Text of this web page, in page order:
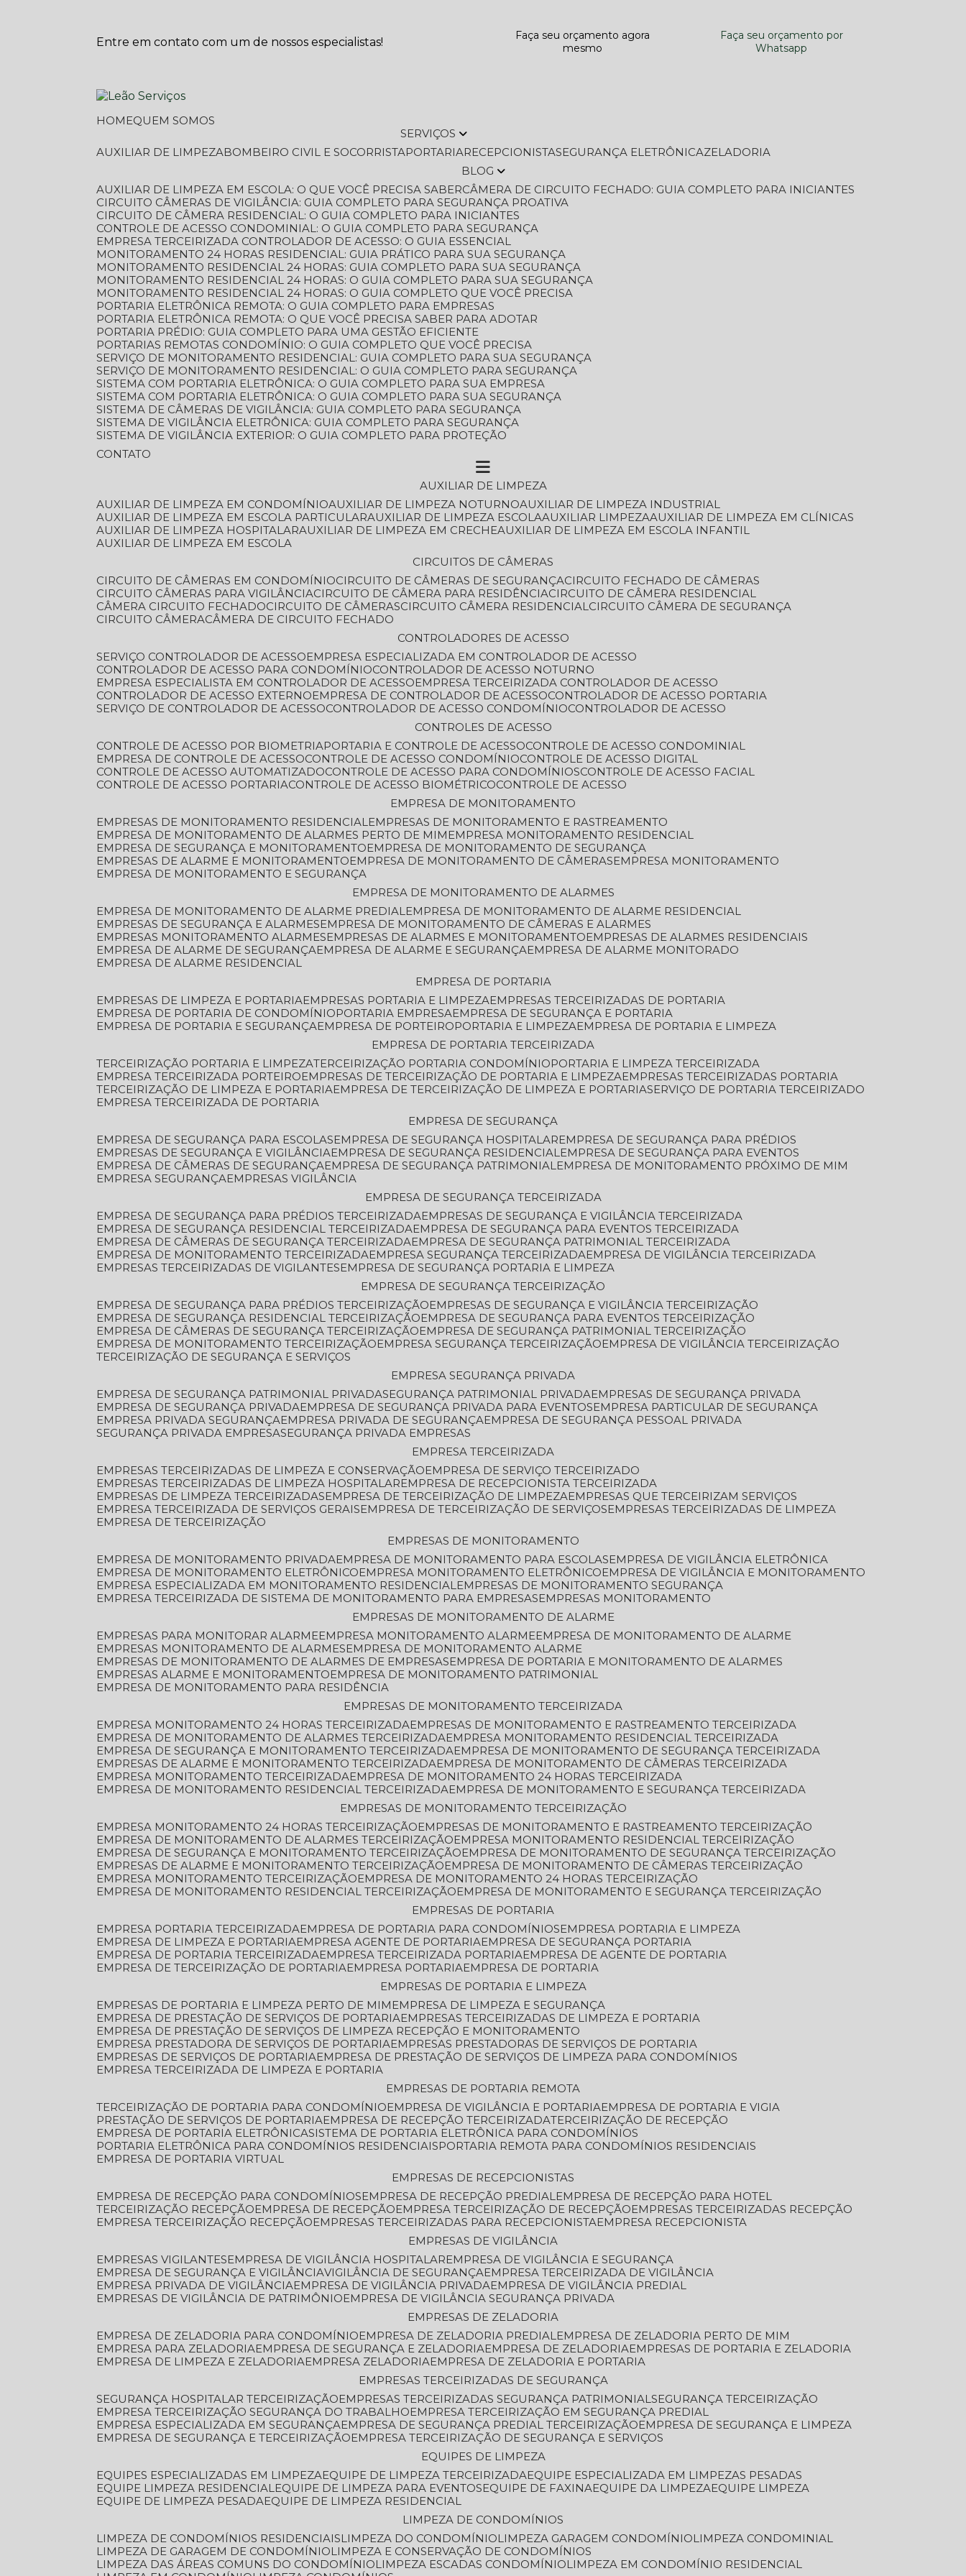
Entre em contato com um de nossos especialistas!
Faça seu orçamento agora
mesmo
Faça seu orçamento por
Whatsapp
HOME
QUEM SOMOS
SERVIÇOS
AUXILIAR DE LIMPEZA
BOMBEIRO CIVIL E SOCORRISTA PORTARIA RECEPCIONISTA SEGURANÇA ELETRÔNICA
ZELADORIA
BLOG
AUXILIAR DE LIMPEZA EM ESCOLA: O QUE VOCÊ PRECISA SABER
CÂMERA DE CIRCUITO FECHADO: GUIA COMPLETO PARA INICIANTES
CIRCUITO CÂMERAS DE VIGILÂNCIA: GUIA COMPLETO PARA SEGURANÇA PROATIVA
CIRCUITO DE CÂMERA RESIDENCIAL: O GUIA COMPLETO PARA INICIANTES
CONTROLE DE ACESSO CONDOMINIAL: O GUIA COMPLETO PARA SEGURANÇA
EMPRESA TERCEIRIZADA CONTROLADOR DE ACESSO: O GUIA ESSENCIAL
MONITORAMENTO 24 HORAS RESIDENCIAL: GUIA PRÁTICO PARA SUA SEGURANÇA
MONITORAMENTO RESIDENCIAL 24 HORAS: GUIA COMPLETO PARA SUA SEGURANÇA
MONITORAMENTO RESIDENCIAL 24 HORAS: O GUIA COMPLETO PARA SUA SEGURANÇA
MONITORAMENTO RESIDENCIAL 24 HORAS: O GUIA COMPLETO QUE VOCÊ PRECISA
PORTARIA ELETRÔNICA REMOTA: O GUIA COMPLETO PARA EMPRESAS
PORTARIA ELETRÔNICA REMOTA: O QUE VOCÊ PRECISA SABER PARA ADOTAR
PORTARIA PRÉDIO: GUIA COMPLETO PARA UMA GESTÃO EFICIENTE
PORTARIAS REMOTAS CONDOMÍNIO: O GUIA COMPLETO QUE VOCÊ PRECISA
SERVIÇO DE MONITORAMENTO RESIDENCIAL: GUIA COMPLETO PARA SUA SEGURANÇA
SERVIÇO DE MONITORAMENTO RESIDENCIAL: O GUIA COMPLETO PARA SEGURANÇA
SISTEMA COM PORTARIA ELETRÔNICA: O GUIA COMPLETO PARA SUA EMPRESA
SISTEMA COM PORTARIA ELETRÔNICA: O GUIA COMPLETO PARA SUA SEGURANÇA
SISTEMA DE CÂMERAS DE VIGILÂNCIA: GUIA COMPLETO PARA SEGURANÇA
SISTEMA DE VIGILÂNCIA ELETRÔNICA: GUIA COMPLETO PARA SEGURANÇA
SISTEMA DE VIGILÂNCIA EXTERIOR: O GUIA COMPLETO PARA PROTEÇÃO
CONTATO
AUXILIAR DE LIMPEZA
AUXILIAR DE LIMPEZA EM CONDOMÍNIO
AUXILIAR DE LIMPEZA NOTURNO
AUXILIAR DE LIMPEZA INDUSTRIAL
AUXILIAR DE LIMPEZA EM ESCOLA PARTICULAR
AUXILIAR DE LIMPEZA ESCOLA AUXILIAR LIMPEZA
AUXILIAR DE LIMPEZA EM CLÍNICAS
AUXILIAR DE LIMPEZA HOSPITALAR
AUXILIAR DE LIMPEZA EM CRECHE
AUXILIAR DE LIMPEZA EM ESCOLA INFANTIL
AUXILIAR DE LIMPEZA EM ESCOLA
CIRCUITOS DE CÂMERAS
CIRCUITO DE CÂMERAS EM CONDOMÍNIO
CIRCUITO DE CÂMERAS DE SEGURANÇA
CIRCUITO FECHADO DE CÂMERAS
CIRCUITO CÂMERAS PARA VIGILÂNCIA
CIRCUITO DE CÂMERA PARA RESIDÊNCIA
CIRCUITO DE CÂMERA RESIDENCIAL
CÂMERA CIRCUITO FECHADO
CIRCUITO DE CÂMERAS CIRCUITO CÂMERA RESIDENCIAL
CIRCUITO CÂMERA DE SEGURANÇA
CIRCUITO CÂMERA
CÂMERA DE CIRCUITO FECHADO
CONTROLADORES DE ACESSO
SERVIÇO CONTROLADOR DE ACESSO
EMPRESA ESPECIALIZADA EM CONTROLADOR DE ACESSO
CONTROLADOR DE ACESSO PARA CONDOMÍNIO
CONTROLADOR DE ACESSO NOTURNO
EMPRESA ESPECIALISTA EM CONTROLADOR DE ACESSO
EMPRESA TERCEIRIZADA CONTROLADOR DE ACESSO
CONTROLADOR DE ACESSO EXTERNO
EMPRESA DE CONTROLADOR DE ACESSO
CONTROLADOR DE ACESSO PORTARIA
SERVIÇO DE CONTROLADOR DE ACESSO
CONTROLADOR DE ACESSO CONDOMÍNIO
CONTROLADOR DE ACESSO
CONTROLES DE ACESSO
CONTROLE DE ACESSO POR BIOMETRIA
PORTARIA E CONTROLE DE ACESSO
CONTROLE DE ACESSO CONDOMINIAL
EMPRESA DE CONTROLE DE ACESSO
CONTROLE DE ACESSO CONDOMÍNIO
CONTROLE DE ACESSO DIGITAL
CONTROLE DE ACESSO AUTOMATIZADO
CONTROLE DE ACESSO PARA CONDOMÍNIOS
CONTROLE DE ACESSO FACIAL
CONTROLE DE ACESSO PORTARIA CONTROLE DE ACESSO BIOMÉTRICO
CONTROLE DE ACESSO
EMPRESA DE MONITORAMENTO
EMPRESAS DE MONITORAMENTO RESIDENCIAL
EMPRESAS DE MONITORAMENTO E RASTREAMENTO
EMPRESA DE MONITORAMENTO DE ALARMES PERTO DE MIM
EMPRESA MONITORAMENTO RESIDENCIAL
EMPRESA DE SEGURANÇA E MONITORAMENTO
EMPRESA DE MONITORAMENTO DE SEGURANÇA
EMPRESAS DE ALARME E MONITORAMENTO
EMPRESA DE MONITORAMENTO DE CÂMERAS
EMPRESA MONITORAMENTO
EMPRESA DE MONITORAMENTO E SEGURANÇA
EMPRESA DE MONITORAMENTO DE ALARMES
EMPRESA DE MONITORAMENTO DE ALARME PREDIAL
EMPRESA DE MONITORAMENTO DE ALARME RESIDENCIAL
EMPRESAS DE SEGURANÇA E ALARMES
EMPRESA DE MONITORAMENTO DE CÂMERAS E ALARMES
EMPRESAS MONITORAMENTO ALARMES
EMPRESAS DE ALARMES E MONITORAMENTO
EMPRESAS DE ALARMES RESIDENCIAIS
EMPRESA DE ALARME DE SEGURANÇA
EMPRESA DE ALARME E SEGURANÇA
EMPRESA DE ALARME MONITORADO
EMPRESA DE ALARME RESIDENCIAL
EMPRESA DE PORTARIA
EMPRESAS DE LIMPEZA E PORTARIA
EMPRESAS PORTARIA E LIMPEZA
EMPRESAS TERCEIRIZADAS DE PORTARIA
EMPRESA DE PORTARIA DE CONDOMÍNIO
PORTARIA EMPRESA
EMPRESA DE SEGURANÇA E PORTARIA
EMPRESA DE PORTARIA E SEGURANÇA
EMPRESA DE PORTEIRO PORTARIA E LIMPEZA
EMPRESA DE PORTARIA E LIMPEZA
EMPRESA DE PORTARIA TERCEIRIZADA
TERCEIRIZAÇÃO PORTARIA E LIMPEZA TERCEIRIZAÇÃO PORTARIA CONDOMÍNIO
PORTARIA E LIMPEZA TERCEIRIZADA
EMPRESA TERCEIRIZADA PORTEIRO
EMPRESAS DE TERCEIRIZAÇÃO DE PORTARIA E LIMPEZA
EMPRESAS TERCEIRIZADAS PORTARIA
TERCEIRIZAÇÃO DE LIMPEZA E PORTARIA
EMPRESA DE TERCEIRIZAÇÃO DE LIMPEZA E PORTARIA SERVIÇO DE PORTARIA TERCEIRIZADO
EMPRESA TERCEIRIZADA DE PORTARIA
EMPRESA DE SEGURANÇA
EMPRESA DE SEGURANÇA PARA ESCOLAS
EMPRESA DE SEGURANÇA HOSPITALAR
EMPRESA DE SEGURANÇA PARA PRÉDIOS
EMPRESAS DE SEGURANÇA E VIGILÂNCIA
EMPRESA DE SEGURANÇA RESIDENCIAL
EMPRESA DE SEGURANÇA PARA EVENTOS
EMPRESA DE CÂMERAS DE SEGURANÇA
EMPRESA DE SEGURANÇA PATRIMONIAL
EMPRESA DE MONITORAMENTO PRÓXIMO DE MIM
EMPRESA SEGURANÇA
EMPRESAS VIGILÂNCIA
EMPRESA DE SEGURANÇA TERCEIRIZADA
EMPRESA DE SEGURANÇA PARA PRÉDIOS TERCEIRIZADA
EMPRESAS DE SEGURANÇA E VIGILÂNCIA TERCEIRIZADA
EMPRESA DE SEGURANÇA RESIDENCIAL TERCEIRIZADA
EMPRESA DE SEGURANÇA PARA EVENTOS TERCEIRIZADA
EMPRESA DE CÂMERAS DE SEGURANÇA TERCEIRIZADA
EMPRESA DE SEGURANÇA PATRIMONIAL TERCEIRIZADA
EMPRESA DE MONITORAMENTO TERCEIRIZADA
EMPRESA SEGURANÇA TERCEIRIZADA
EMPRESA DE VIGILÂNCIA TERCEIRIZADA
EMPRESAS TERCEIRIZADAS DE VIGILANTES
EMPRESA DE SEGURANÇA PORTARIA E LIMPEZA
EMPRESA DE SEGURANÇA TERCEIRIZAÇÃO
EMPRESA DE SEGURANÇA PARA PRÉDIOS TERCEIRIZAÇÃO
EMPRESAS DE SEGURANÇA E VIGILÂNCIA TERCEIRIZAÇÃO
EMPRESA DE SEGURANÇA RESIDENCIAL TERCEIRIZAÇÃO
EMPRESA DE SEGURANÇA PARA EVENTOS TERCEIRIZAÇÃO
EMPRESA DE CÂMERAS DE SEGURANÇA TERCEIRIZAÇÃO
EMPRESA DE SEGURANÇA PATRIMONIAL TERCEIRIZAÇÃO
EMPRESA DE MONITORAMENTO TERCEIRIZAÇÃO
EMPRESA SEGURANÇA TERCEIRIZAÇÃO
EMPRESA DE VIGILÂNCIA TERCEIRIZAÇÃO
TERCEIRIZAÇÃO DE SEGURANÇA E SERVIÇOS
EMPRESA SEGURANÇA PRIVADA
EMPRESA DE SEGURANÇA PATRIMONIAL PRIVADA SEGURANÇA PATRIMONIAL PRIVADA
EMPRESAS DE SEGURANÇA PRIVADA
EMPRESA DE SEGURANÇA PRIVADA
EMPRESA DE SEGURANÇA PRIVADA PARA EVENTOS
EMPRESA PARTICULAR DE SEGURANÇA
EMPRESA PRIVADA SEGURANÇA
EMPRESA PRIVADA DE SEGURANÇA
EMPRESA DE SEGURANÇA PESSOAL PRIVADA
SEGURANÇA PRIVADA EMPRESA SEGURANÇA PRIVADA EMPRESAS
EMPRESA TERCEIRIZADA
EMPRESAS TERCEIRIZADAS DE LIMPEZA E CONSERVAÇÃO
EMPRESA DE SERVIÇO TERCEIRIZADO
EMPRESAS TERCEIRIZADAS DE LIMPEZA HOSPITALAR
EMPRESA DE RECEPCIONISTA TERCEIRIZADA
EMPRESAS DE LIMPEZA TERCEIRIZADAS
EMPRESA DE TERCEIRIZAÇÃO DE LIMPEZA
EMPRESAS QUE TERCEIRIZAM SERVIÇOS
EMPRESA TERCEIRIZADA DE SERVIÇOS GERAIS
EMPRESA DE TERCEIRIZAÇÃO DE SERVIÇOS
EMPRESAS TERCEIRIZADAS DE LIMPEZA
EMPRESA DE TERCEIRIZAÇÃO
EMPRESAS DE MONITORAMENTO
EMPRESA DE MONITORAMENTO PRIVADA
EMPRESA DE MONITORAMENTO PARA ESCOLAS
EMPRESA DE VIGILÂNCIA ELETRÔNICA
EMPRESA DE MONITORAMENTO ELETRÔNICO
EMPRESA MONITORAMENTO ELETRÔNICO
EMPRESA DE VIGILÂNCIA E MONITORAMENTO
EMPRESA ESPECIALIZADA EM MONITORAMENTO RESIDENCIAL
EMPRESAS DE MONITORAMENTO SEGURANÇA
EMPRESA TERCEIRIZADA DE SISTEMA DE MONITORAMENTO PARA EMPRESAS
EMPRESAS MONITORAMENTO
EMPRESAS DE MONITORAMENTO DE ALARME
EMPRESAS PARA MONITORAR ALARME
EMPRESA MONITORAMENTO ALARME
EMPRESA DE MONITORAMENTO DE ALARME
EMPRESAS MONITORAMENTO DE ALARMES
EMPRESA DE MONITORAMENTO ALARME
EMPRESAS DE MONITORAMENTO DE ALARMES DE EMPRESAS
EMPRESA DE PORTARIA E MONITORAMENTO DE ALARMES
EMPRESAS ALARME E MONITORAMENTO
EMPRESA DE MONITORAMENTO PATRIMONIAL
EMPRESA DE MONITORAMENTO PARA RESIDÊNCIA
EMPRESAS DE MONITORAMENTO TERCEIRIZADA
EMPRESA MONITORAMENTO 24 HORAS TERCEIRIZADA
EMPRESAS DE MONITORAMENTO E RASTREAMENTO TERCEIRIZADA
EMPRESA DE MONITORAMENTO DE ALARMES TERCEIRIZADA
EMPRESA MONITORAMENTO RESIDENCIAL TERCEIRIZADA
EMPRESA DE SEGURANÇA E MONITORAMENTO TERCEIRIZADA
EMPRESA DE MONITORAMENTO DE SEGURANÇA TERCEIRIZADA
EMPRESAS DE ALARME E MONITORAMENTO TERCEIRIZADA
EMPRESA DE MONITORAMENTO DE CÂMERAS TERCEIRIZADA
EMPRESA MONITORAMENTO TERCEIRIZADA
EMPRESA DE MONITORAMENTO 24 HORAS TERCEIRIZADA
EMPRESA DE MONITORAMENTO RESIDENCIAL TERCEIRIZADA
EMPRESA DE MONITORAMENTO E SEGURANÇA TERCEIRIZADA
EMPRESAS DE MONITORAMENTO TERCEIRIZAÇÃO
EMPRESA MONITORAMENTO 24 HORAS TERCEIRIZAÇÃO
EMPRESAS DE MONITORAMENTO E RASTREAMENTO TERCEIRIZAÇÃO
EMPRESA DE MONITORAMENTO DE ALARMES TERCEIRIZAÇÃO
EMPRESA MONITORAMENTO RESIDENCIAL TERCEIRIZAÇÃO
EMPRESA DE SEGURANÇA E MONITORAMENTO TERCEIRIZAÇÃO
EMPRESA DE MONITORAMENTO DE SEGURANÇA TERCEIRIZAÇÃO
EMPRESAS DE ALARME E MONITORAMENTO TERCEIRIZAÇÃO
EMPRESA DE MONITORAMENTO DE CÂMERAS TERCEIRIZAÇÃO
EMPRESA MONITORAMENTO TERCEIRIZAÇÃO
EMPRESA DE MONITORAMENTO 24 HORAS TERCEIRIZAÇÃO
EMPRESA DE MONITORAMENTO RESIDENCIAL TERCEIRIZAÇÃO
EMPRESA DE MONITORAMENTO E SEGURANÇA TERCEIRIZAÇÃO
EMPRESAS DE PORTARIA
EMPRESA PORTARIA TERCEIRIZADA
EMPRESA DE PORTARIA PARA CONDOMÍNIOS
EMPRESA PORTARIA E LIMPEZA
EMPRESA DE LIMPEZA E PORTARIA
EMPRESA AGENTE DE PORTARIA
EMPRESA DE SEGURANÇA PORTARIA
EMPRESA DE PORTARIA TERCEIRIZADA
EMPRESA TERCEIRIZADA PORTARIA
EMPRESA DE AGENTE DE PORTARIA
EMPRESA DE TERCEIRIZAÇÃO DE PORTARIA
EMPRESA PORTARIA
EMPRESA DE PORTARIA
EMPRESAS DE PORTARIA E LIMPEZA
EMPRESAS DE PORTARIA E LIMPEZA PERTO DE MIM
EMPRESA DE LIMPEZA E SEGURANÇA
EMPRESA DE PRESTAÇÃO DE SERVIÇOS DE PORTARIA
EMPRESAS TERCEIRIZADAS DE LIMPEZA E PORTARIA
EMPRESA DE PRESTAÇÃO DE SERVIÇOS DE LIMPEZA RECEPÇÃO E MONITORAMENTO
EMPRESA PRESTADORA DE SERVIÇOS DE PORTARIA
EMPRESAS PRESTADORAS DE SERVIÇOS DE PORTARIA
EMPRESAS DE SERVIÇOS DE PORTARIA
EMPRESA DE PRESTAÇÃO DE SERVIÇOS DE LIMPEZA PARA CONDOMÍNIOS
EMPRESA TERCEIRIZADA DE LIMPEZA E PORTARIA
EMPRESAS DE PORTARIA REMOTA
TERCEIRIZAÇÃO DE PORTARIA PARA CONDOMÍNIO
EMPRESA DE VIGILÂNCIA E PORTARIA
EMPRESA DE PORTARIA E VIGIA
PRESTAÇÃO DE SERVIÇOS DE PORTARIA
EMPRESA DE RECEPÇÃO TERCEIRIZADA TERCEIRIZAÇÃO DE RECEPÇÃO
EMPRESA DE PORTARIA ELETRÔNICA SISTEMA DE PORTARIA ELETRÔNICA PARA CONDOMÍNIOS
PORTARIA ELETRÔNICA PARA CONDOMÍNIOS RESIDENCIAIS
PORTARIA REMOTA PARA CONDOMÍNIOS RESIDENCIAIS
EMPRESA DE PORTARIA VIRTUAL
EMPRESAS DE RECEPCIONISTAS
EMPRESA DE RECEPÇÃO PARA CONDOMÍNIOS
EMPRESA DE RECEPÇÃO PREDIAL
EMPRESA DE RECEPÇÃO PARA HOTEL
TERCEIRIZAÇÃO RECEPÇÃO
EMPRESA DE RECEPÇÃO EMPRESA TERCEIRIZAÇÃO DE RECEPÇÃO
EMPRESAS TERCEIRIZADAS RECEPÇÃO
EMPRESA TERCEIRIZAÇÃO RECEPÇÃO
EMPRESAS TERCEIRIZADAS PARA RECEPCIONISTA
EMPRESA RECEPCIONISTA
EMPRESAS DE VIGILÂNCIA
EMPRESAS VIGILANTES
EMPRESA DE VIGILÂNCIA HOSPITALAR
EMPRESA DE VIGILÂNCIA E SEGURANÇA
EMPRESA DE SEGURANÇA E VIGILÂNCIA VIGILÂNCIA DE SEGURANÇA
EMPRESA TERCEIRIZADA DE VIGILÂNCIA
EMPRESA PRIVADA DE VIGILÂNCIA
EMPRESA DE VIGILÂNCIA PRIVADA
EMPRESA DE VIGILÂNCIA PREDIAL
EMPRESAS DE VIGILÂNCIA DE PATRIMÔNIO
EMPRESA DE VIGILÂNCIA SEGURANÇA PRIVADA
EMPRESAS DE ZELADORIA
EMPRESA DE ZELADORIA PARA CONDOMÍNIO
EMPRESA DE ZELADORIA PREDIAL
EMPRESA DE ZELADORIA PERTO DE MIM
EMPRESA PARA ZELADORIA
EMPRESA DE SEGURANÇA E ZELADORIA EMPRESA DE ZELADORIA
EMPRESAS DE PORTARIA E ZELADORIA
EMPRESA DE LIMPEZA E ZELADORIA
EMPRESA ZELADORIA
EMPRESA DE ZELADORIA E PORTARIA
EMPRESAS TERCEIRIZADAS DE SEGURANÇA
SEGURANÇA HOSPITALAR TERCEIRIZAÇÃO
EMPRESAS TERCEIRIZADAS SEGURANÇA PATRIMONIAL SEGURANÇA TERCEIRIZAÇÃO
EMPRESA TERCEIRIZAÇÃO SEGURANÇA DO TRABALHO
EMPRESA TERCEIRIZAÇÃO EM SEGURANÇA PREDIAL
EMPRESA ESPECIALIZADA EM SEGURANÇA
EMPRESA DE SEGURANÇA PREDIAL TERCEIRIZAÇÃO
EMPRESA DE SEGURANÇA E LIMPEZA
EMPRESA DE SEGURANÇA E TERCEIRIZAÇÃO
EMPRESA TERCEIRIZAÇÃO DE SEGURANÇA E SERVIÇOS
EQUIPES DE LIMPEZA
EQUIPES ESPECIALIZADAS EM LIMPEZA EQUIPE DE LIMPEZA TERCEIRIZADA EQUIPE ESPECIALIZADA EM LIMPEZAS PESADAS
EQUIPE LIMPEZA RESIDENCIAL EQUIPE DE LIMPEZA PARA EVENTOS EQUIPE DE FAXINA EQUIPE DA LIMPEZA EQUIPE LIMPEZA
EQUIPE DE LIMPEZA PESADA EQUIPE DE LIMPEZA RESIDENCIAL
LIMPEZA DE CONDOMÍNIOS
LIMPEZA DE CONDOMÍNIOS RESIDENCIAIS
LIMPEZA DO CONDOMÍNIO LIMPEZA GARAGEM CONDOMÍNIO
LIMPEZA CONDOMINIAL
LIMPEZA DE GARAGEM DE CONDOMÍNIO
LIMPEZA E CONSERVAÇÃO DE CONDOMÍNIOS
LIMPEZA DAS ÁREAS COMUNS DO CONDOMÍNIO
LIMPEZA ESCADAS CONDOMÍNIO
LIMPEZA EM CONDOMÍNIO RESIDENCIAL